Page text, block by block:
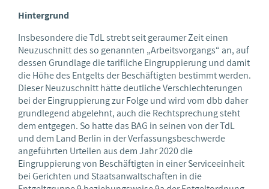
Hintergrund
Insbesondere die TdL strebt seit geraumer Zeit einen
Neuzuschnitt des so genannten „Arbeitsvorgangs“ an, auf
dessen Grundlage die tarifliche Eingruppierung und damit
die Höhe des Entgelts der Beschäftigten bestimmt werden.
Dieser Neuzuschnitt hätte deutliche Verschlechterungen
bei der Eingruppierung zur Folge und wird vom dbb daher
grundlegend abgelehnt, auch die Rechtsprechung steht
dem entgegen. So hatte das BAG in seinen von der TdL
und dem Land Berlin in der Verfassungsbeschwerde
angeführten Urteilen aus dem Jahr 2020 die
Eingruppierung von Beschäftigten in einer Serviceeinheit
bei Gerichten und Staatsanwaltschaften in die